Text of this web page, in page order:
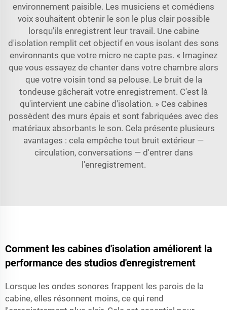
environnement paisible. Les musiciens et comédiens
voix souhaitent obtenir le son le plus clair possible
lorsqu'ils enregistrent leur travail. Une cabine
d'isolation remplit cet objectif en vous isolant des sons
environnants que votre micro ne capte pas. « Imaginez
que vous essayez de chanter dans votre chambre alors
que votre voisin tond sa pelouse. Le bruit de la
tondeuse gâcherait votre enregistrement. C'est là
qu'intervient une cabine d'isolation. » Ces cabines
possèdent des murs épais et sont fabriquées avec des
matériaux absorbants le son. Cela présente plusieurs
avantages : cela empêche tout bruit extérieur —
circulation, conversations — d'entrer dans
l'enregistrement.
Comment les cabines d'isolation améliorent la
performance des studios d'enregistrement
Lorsque les ondes sonores frappent les parois de la
cabine, elles résonnent moins, ce qui rend